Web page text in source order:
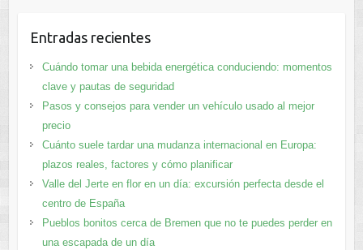
Entradas recientes
Cuándo tomar una bebida energética conduciendo: momentos
clave y pautas de seguridad
Pasos y consejos para vender un vehículo usado al mejor
precio
Cuánto suele tardar una mudanza internacional en Europa:
plazos reales, factores y cómo planificar
Valle del Jerte en flor en un día: excursión perfecta desde el
centro de España
Pueblos bonitos cerca de Bremen que no te puedes perder en
una escapada de un día